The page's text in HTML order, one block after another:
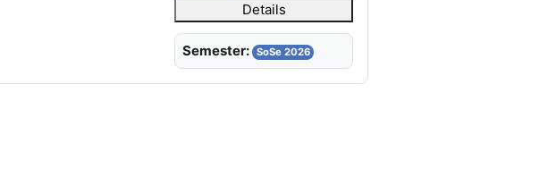
Details
Semester: SoSe 2026